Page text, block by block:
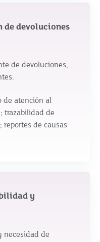
devoluciones
de devoluciones,
de atención al
trazabilidad de
de causas
y
necesidad de